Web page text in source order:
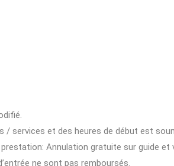
services et des heures de début est
Annulation gratuite sur guide et
ne sont pas remboursés.